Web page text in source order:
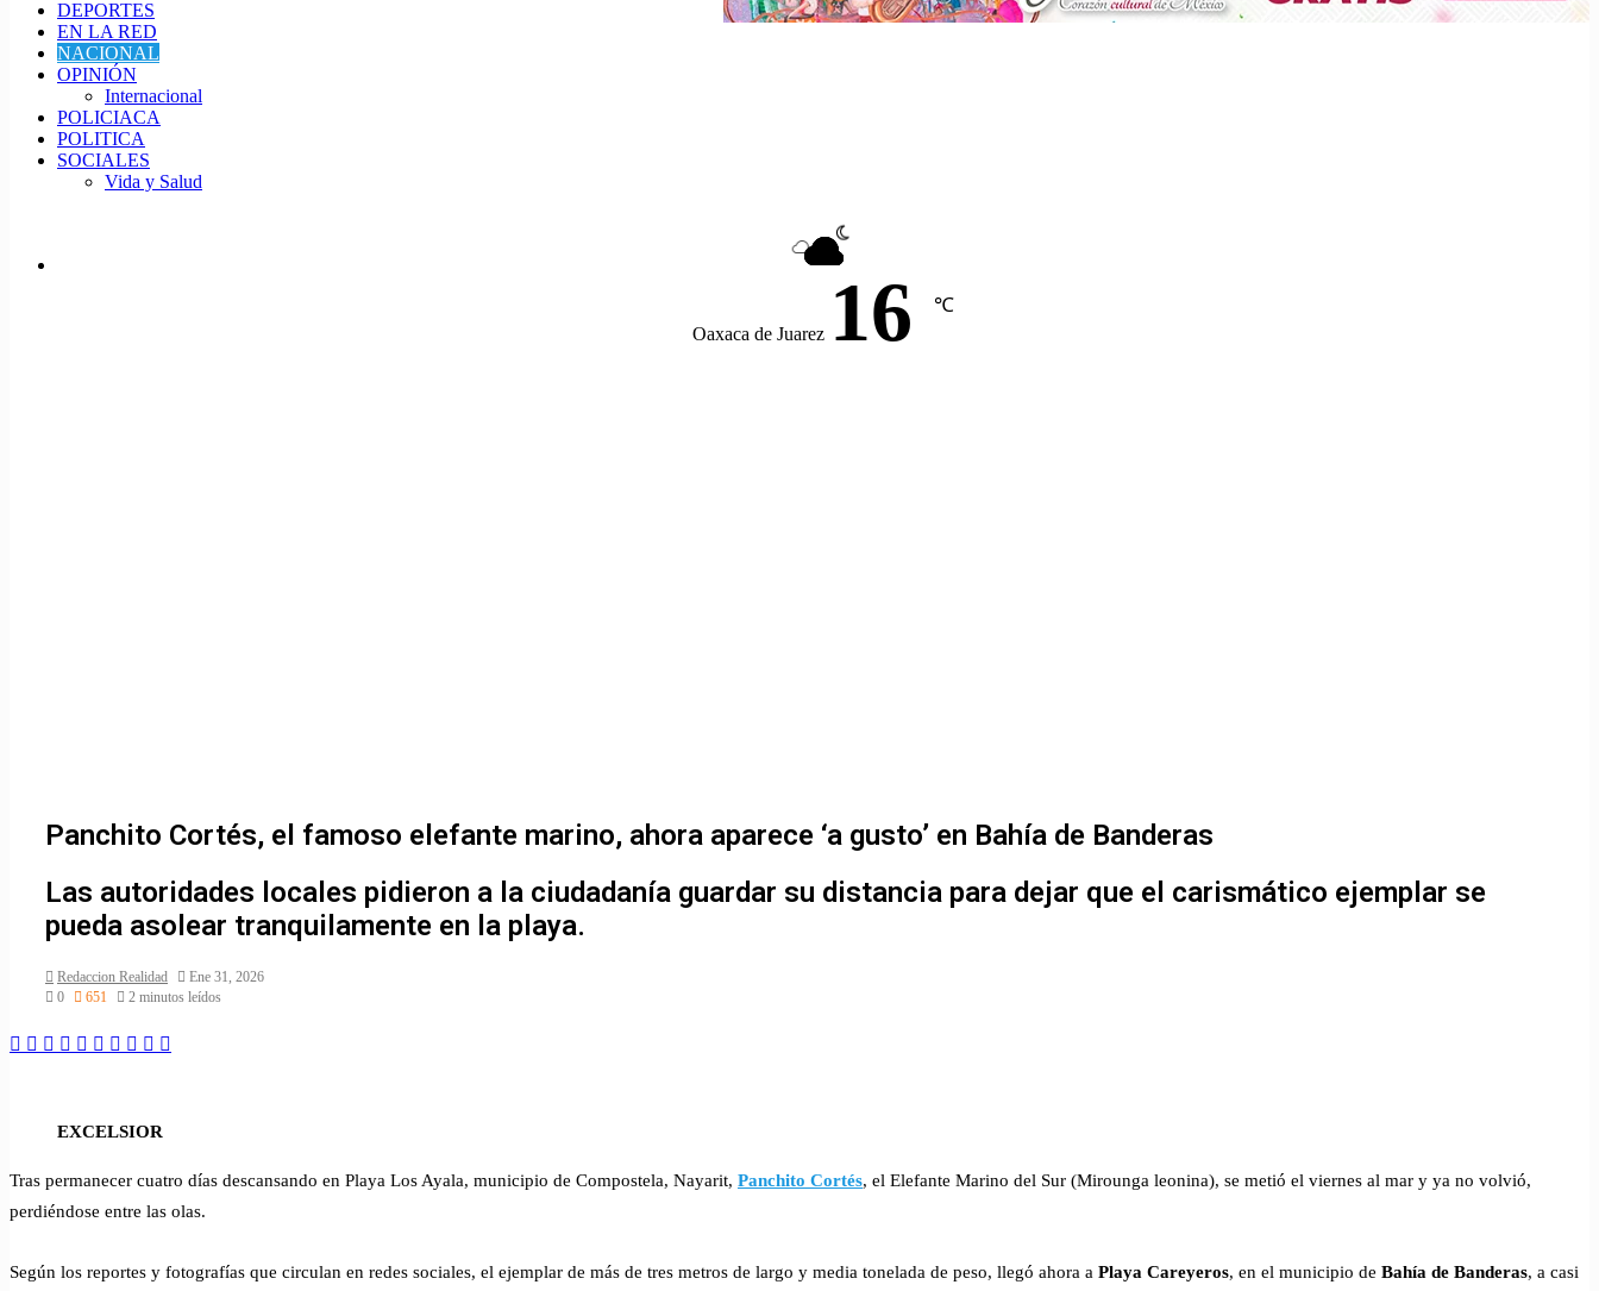
DEPORTES
EN LA RED
NACIONAL
OPINIÓN
Internacional
POLICIACA
POLITICA
SOCIALES
Vida y Salud
Oaxaca de Juarez 16 ℃
Panchito Cortés, el famoso elefante marino, ahora aparece ‘a gusto’ en Bahía de Banderas
Las autoridades locales pidieron a la ciudadanía guardar su distancia para dejar que el carismático ejemplar se
pueda asolear tranquilamente en la playa.
Redaccion Realidad
Ene 31, 2026
0
651 2 minutos leídos
Facebook
Twitter
LinkedIn
Skype
Messenger
Messenger
WhatsApp
Telegram
Line
EXCELSIOR
Tras permanecer cuatro días descansando en Playa Los Ayala, municipio de Compostela, Nayarit, Panchito Cortés, el Elefante Marino del Sur (Mirounga leonina), se metió el viernes al mar y ya no volvió,
perdiéndose entre las olas.
Según los reportes y fotografías que circulan en redes sociales, el ejemplar de más de tres metros de largo y media tonelada de peso, llegó ahora a Playa Careyeros, en el municipio de Bahía de Banderas, a casi